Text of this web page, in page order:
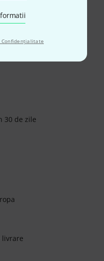
Confidenţialitate
cu Ramburs, Transfer
30 de zile
livrare